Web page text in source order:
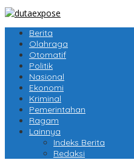
Berita
Olahraga
Otomatif
Politik
Nasional
Ekonomi
Kriminal
Pemerintahan
Ragam
Lainnya
Indeks Berita
Redaksi